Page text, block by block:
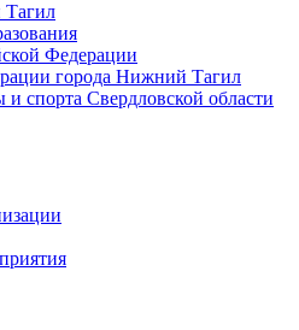
Федерации
города Нижний Тагил
спорта Свердловской области